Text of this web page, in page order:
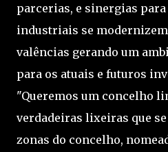
parcerias, e sinergias para
industriais se
valências gerando um
para os atuais e futuros
"Queremos um concelho
verdadeiras lixeiras que
zonas do concelho,